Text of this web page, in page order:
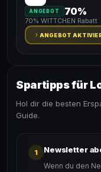
ANGEBOT 70%
70% WITTCHEN Rabatt
ANGEBOT
Spartipps für
Hol dir die besten
Guide.
1 Newsletter
Wenn du den